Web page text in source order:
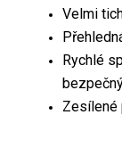
Velmi
Rychlé
Zesílené